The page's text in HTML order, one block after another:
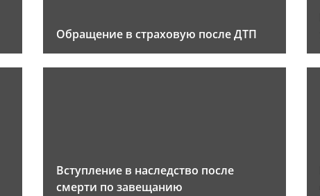
Обращение в страховую после ДТП
Вступление в наследство после
смерти по завещанию